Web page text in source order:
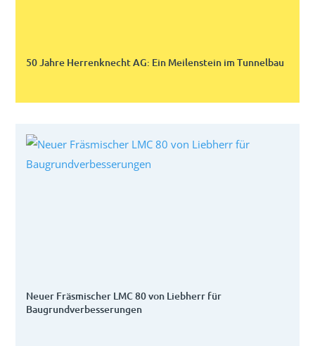
50 Jahre Herrenknecht AG: Ein Meilenstein im Tunnelbau
Neuer Fräsmischer LMC 80 von Liebherr für
Baugrundverbesserungen